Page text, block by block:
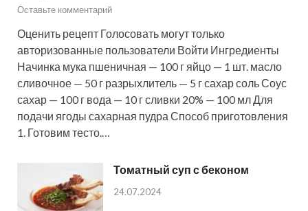
Оставьте комментарий
Оценить рецепт Голосовать могут только
авторизованные пользователи Войти Ингредиенты
Начинка мука пшеничная — 100 г яйцо — 1 шт. масло
сливочное — 50 г разрыхлитель — 5 г сахар соль Соус
сахар — 100 г вода — 10 г сливки 20% — 100 мл Для
подачи ягоды сахарная пудра Способ приготовления
1. Готовим тесто.…
Томатный суп с беконом
24.07.2024